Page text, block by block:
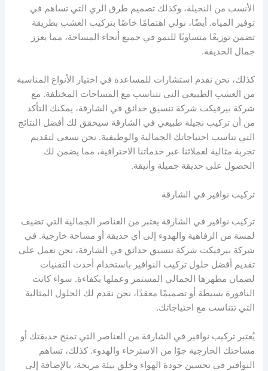
الأنسب من النجيلة، وكذلك تصميم طرق الري التي تساهم في
توفير المياه. أيضًا، نولي اهتمامًا خاصًا بتركيب العشب بطريقة
تضمن توزيعًا متساويًا للنمو في جميع أنحاء المساحة، مما يعزز
جمال الحديقة.
كذلك، نحن نقدم استشارات للمساعدة في اختيار الأنواع المناسبة
من العشب الطبيعي التي تتناسب مع المساحات المختلفة. مع
شركة بيرفيكت شركة تنسيق حدائق في الشارقة، يمكنك التأكد
من أن تركيب نجيلة طبيعي في الشارقة سيحقق لك أفضل النتائج
التي تناسب احتياجاتك الجمالية والوظيفية. نحن نسعى لتقديم
تجربة مثالية لعملائنا عبر خدماتنا الاحترافية، مما يضمن لك
الحصول على حديقة جميلة وأنيقة.
تركيب نوافير في الشارقة
تركيب نوافير في الشارقة يعتبر من العناصر الجمالية التي تضيف
لمسة من الرفاهية والهدوء إلى أي حديقة أو مساحة خارجية. في
شركة بيرفيكت شركة تنسيق حدائق في الشارقة، نحن نعمل على
تقديم أفضل حلول تركيب النوافير باستخدام أحدث التقنيات
لضمان مظهرها الجمالي المستمر وعملها بكفاءة. سواء كانت
النافورة بسيطة أو تصميمًا معقدًا، نحن نقدم لك الحلول المثالية
التي تتناسب مع احتياجاتك.
يُعتبر تركيب نوافير في الشارقة من العناصر التي تمنح حديقتك أو
مساحتك الخارجية جوًا من الاسترخاء والهدوء. كذلك، تساهم
النوافير في تحسين جودة الهواء وخلق بيئة مريحة، بالإضافة إلى